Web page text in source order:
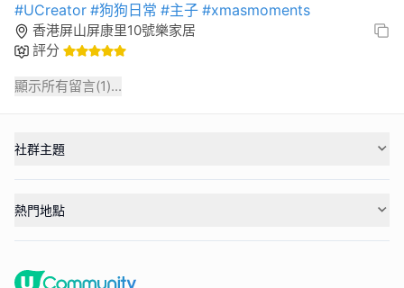
#UCreator #狗狗日常 #主子 #xmasmoments
香港屏山屏康里10號樂家居
評分
顯示所有留言(1)...
社群主題
熱門地點